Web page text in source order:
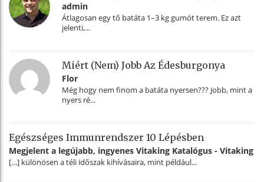
admin
Átlagosan egy tő batáta 1–3 kg gumót terem. Ez azt
jelenti,...
Miért (nem) Jobb Az Édesburgonya
Flor
Még hogy nem finom a batáta nyersen??? Jobb, mint a
nyers ré...
Egészséges Immunrendszer 10 Lépésben
Megjelent a legújabb, ingyenes Vitaking Katalógus - Vitaking
[…] különösen a téli időszak kihívásaira, mint például...